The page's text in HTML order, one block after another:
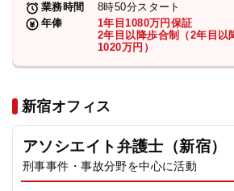
業務時間
8時50分スタート
年俸
1年目1080万円保証
2年目以降歩合制（2年目以
1020万円）
新宿オフィス
アソシエイト弁護士（新宿）
刑事事件・事故分野を中心に活動
費用
求人採用
お知らせ